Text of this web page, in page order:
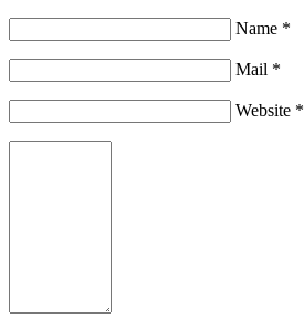
Name *
Mail *
Website *